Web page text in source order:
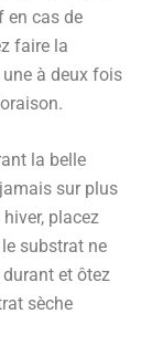
en cas de
faire la
à deux fois
la belle
sur plus
placez
le substrat ne
et ôtez
sèche